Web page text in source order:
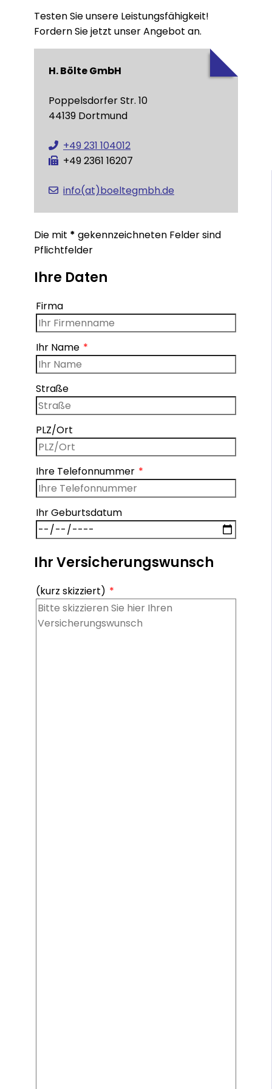
Testen Sie unsere Leistungsfähigkeit!
Fordern Sie jetzt unser Angebot an.
H. Bölte GmbH
Poppelsdorfer Str. 10
44139 Dortmund
+49 231 104012
+49 2361 16207
info(at)boeltegmbh.de
Die mit * gekennzeichneten Felder sind
Pflichtfelder
Ihre Daten
Firma
Ihr Name
Straße
PLZ/Ort
Ihre Telefonnummer
Ihr Geburtsdatum
Ihr Versicherungswunsch
(kurz skizziert)